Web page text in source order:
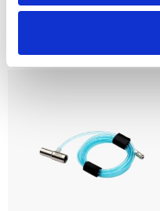
Konnektor B til BienAir Unifix